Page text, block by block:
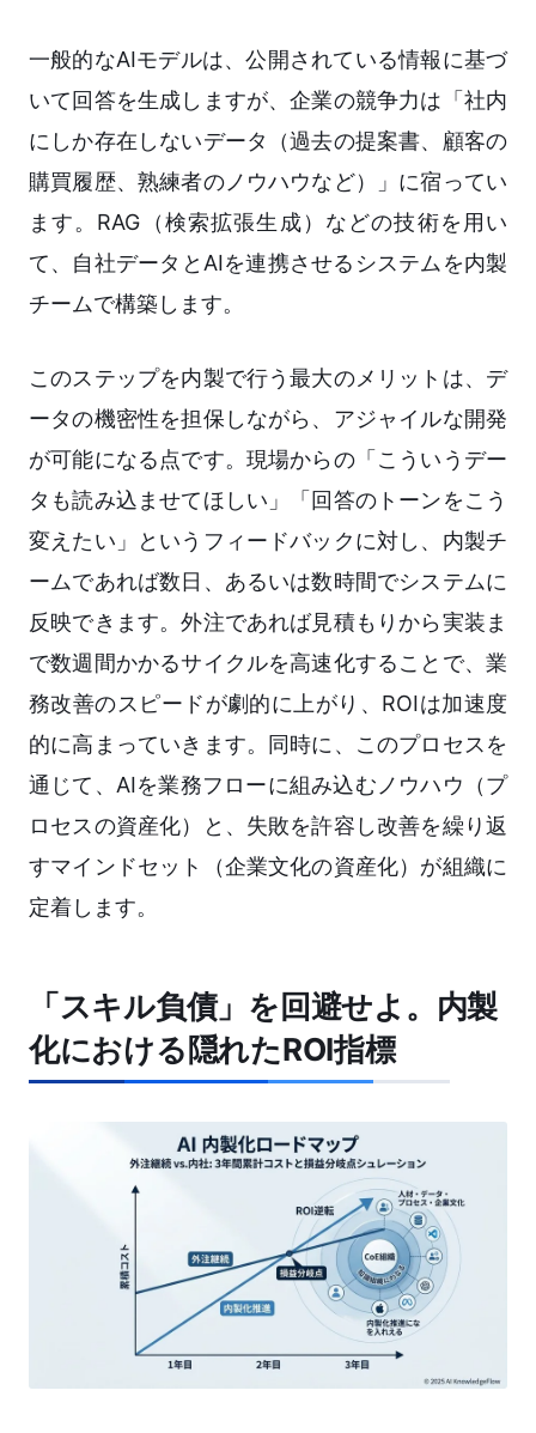
一般的なAIモデルは、公開されている情報に基づ
いて回答を生成しますが、企業の競争力は「社内
にしか存在しないデータ（過去の提案書、顧客の
購買履歴、熟練者のノウハウなど）」に宿ってい
ます。RAG（検索拡張生成）などの技術を用い
て、自社データとAIを連携させるシステムを内製
チームで構築します。
このステップを内製で行う最大のメリットは、デ
ータの機密性を担保しながら、アジャイルな開発
が可能になる点です。現場からの「こういうデー
タも読み込ませてほしい」「回答のトーンをこう
変えたい」というフィードバックに対し、内製チ
ームであれば数日、あるいは数時間でシステムに
反映できます。外注であれば見積もりから実装ま
で数週間かかるサイクルを高速化することで、業
務改善のスピードが劇的に上がり、ROIは加速度
的に高まっていきます。同時に、このプロセスを
通じて、AIを業務フローに組み込むノウハウ（プ
ロセスの資産化）と、失敗を許容し改善を繰り返
すマインドセット（企業文化の資産化）が組織に
定着します。
「スキル負債」を回避せよ。内製
化における隠れたROI指標